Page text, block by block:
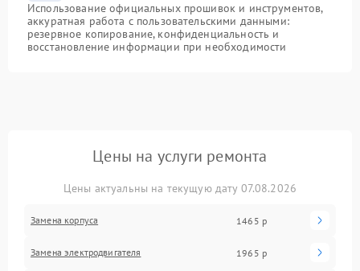
Использование официальных прошивок и инструментов,
аккуратная работа с пользовательскими данными:
резервное копирование, конфиденциальность и
восстановление информации при необходимости
Цены на услуги ремонта
Цены актуальны на текущую дату 07.08.2026
Замена корпуса 1465 р
Замена электродвигателя 1965 р